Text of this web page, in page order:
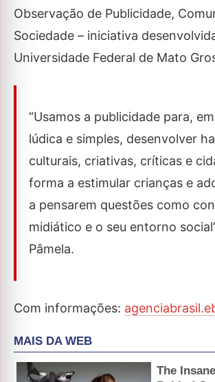
Observação de Publicidade,
Sociedade – iniciativa
Universidade Federal de Mato
“Usamos a publicidade para,
lúdica e simples, desenvolver
culturais, criativas, críticas e
forma a estimular crianças e
a pensarem questões como
midiático e o seu entorno
Pâmela.
Com informações: